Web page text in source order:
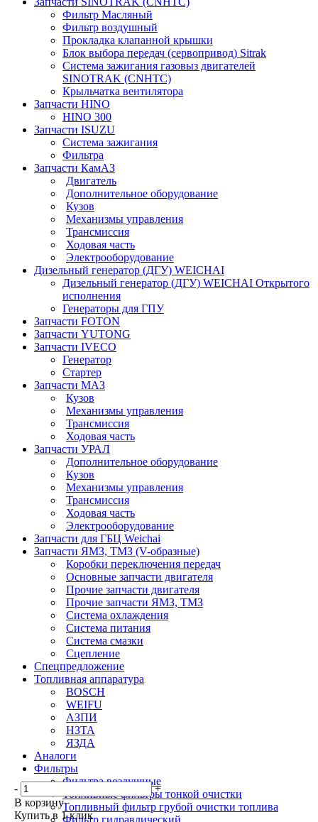
-
+
В корзину
Купить в 1 клик
Фильтр Масляный
Фильтр воздушный
Прокладка клапанной крышки
Блок выбора передач (сервопривод) Sitrak
Система зажигания газовыз двигателей
SINOTRAK (CNHTC)
Крыльчатка вентилятора
Запчасти HINO
HINO 300
Запчасти ISUZU
Система зажигания
Фильтра
Запчасти КамАЗ
Двигатель
Дополнительное оборудование
Кузов
Механизмы управления
Трансмиссия
Ходовая часть
Электрооборудование
Дизельный генератор (ДГУ) WEICHAI
Дизельный генератор (ДГУ) WEICHAI Открытого
исполнения
Генераторы для ГПУ
Запчасти FOTON
Запчасти YUTONG
Запчасти IVECO
Генератор
Стартер
Запчасти МАЗ
Кузов
Механизмы управления
Трансмиссия
Ходовая часть
Запчасти УРАЛ
Дополнительное оборудование
Кузов
Механизмы управления
Трансмиссия
Ходовая часть
Электрооборудование
Запчасти для ГБЦ Weichai
Запчасти ЯМЗ, ТМЗ (V-образные)
Коробки переключения передач
Основные запчасти двигателя
Прочие запчасти двигателя
Прочие запчасти ЯМЗ, ТМЗ
Система охлаждения
Система питания
Система смазки
Сцепление
Спецпредложение
Топливная аппаратура
BOSCH
WEIFU
АЗПИ
НЗТА
ЯЗДА
Аналоги
Фильтры
Фильтра воздушные
Топливные фильтры тонкой очистки
Топливный фильтр грубой очистки топлива